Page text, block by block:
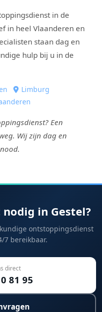
in de
in heel Vlaanderen en
staan dag en
hulp bij u in de
Limburg
Een
Wij zijn dag en
in Gestel?
ontstoppingsdienst
7 bereikbaar.
direct
81 95